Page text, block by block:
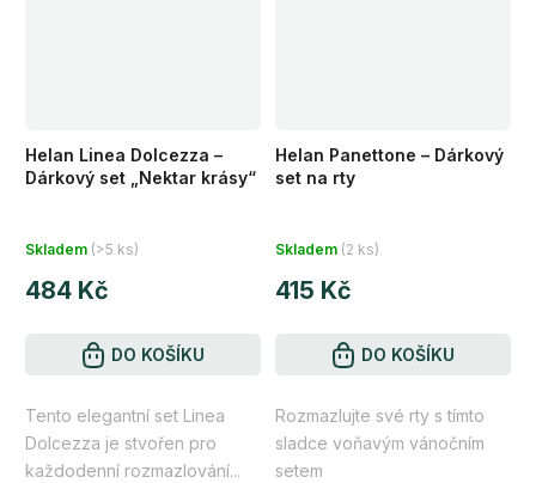
Helan Linea Dolcezza –
Dárkový set „Nektar krásy“
Skladem (>5 ks)
484 Kč
DO KOŠÍKU
Tento elegantní set Linea
Dolcezza je stvořen pro
každodenní rozmazlování...
Helan Panettone – Dárkový
set na rty
Skladem (2 ks)
415 Kč
DO KOŠÍKU
Rozmazlujte své rty s tímto
sladce voňavým vánočním
setem